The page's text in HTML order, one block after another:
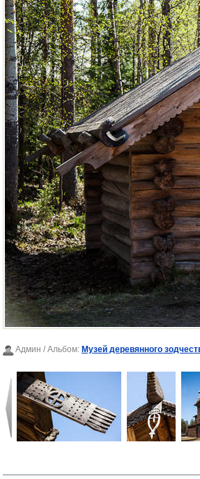
Админ / Альбом: Музей деревянного